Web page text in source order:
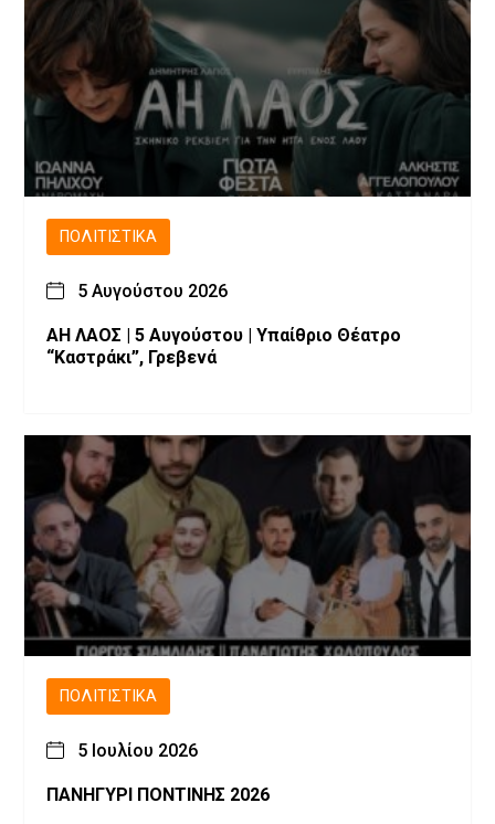
ΠΟΛΙΤΙΣΤΙΚΆ
5 Αυγούστου 2026
ΑΗ ΛΑΟΣ | 5 Αυγούστου | Υπαίθριο Θέατρο
“Καστράκι”, Γρεβενά
ΠΟΛΙΤΙΣΤΙΚΆ
5 Ιουλίου 2026
ΠΑΝΗΓΥΡΙ ΠΟΝΤΙΝΗΣ 2026